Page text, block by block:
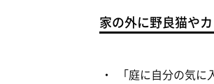
家の外に野良猫や
「庭に自分の気